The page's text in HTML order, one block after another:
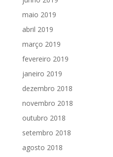
maio 2019
abril 2019
março 2019
fevereiro 2019
janeiro 2019
dezembro 2018
novembro 2018
outubro 2018
setembro 2018
agosto 2018